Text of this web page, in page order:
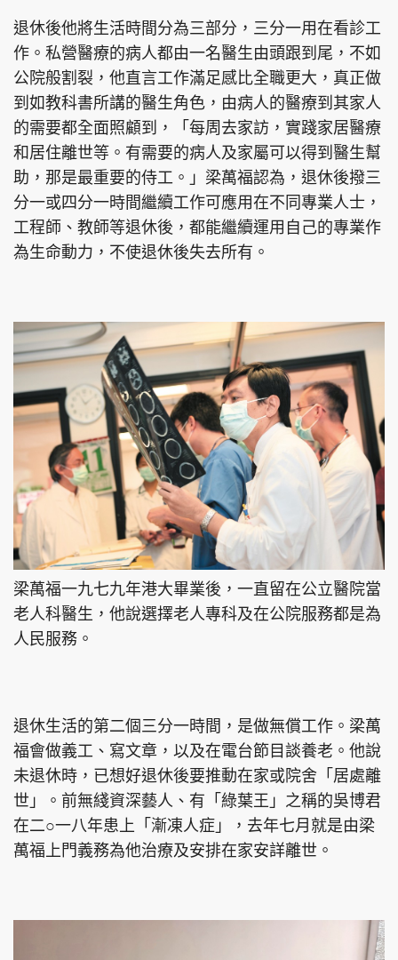
退休後他將生活時間分為三部分，三分一用在看診工
作。私營醫療的病人都由一名醫生由頭跟到尾，不如
公院般割裂，他直言工作滿足感比全職更大，真正做
到如教科書所講的醫生角色，由病人的醫療到其家人
的需要都全面照顧到，「每周去家訪，實踐家居醫療
和居住離世等。有需要的病人及家屬可以得到醫生幫
助，那是最重要的侍工。」梁萬福認為，退休後撥三
分一或四分一時間繼續工作可應用在不同專業人士，
工程師、教師等退休後，都能繼續運用自己的專業作
為生命動力，不使退休後失去所有。
梁萬福一九七九年港大畢業後，一直留在公立醫院當
老人科醫生，他說選擇老人專科及在公院服務都是為
人民服務。
退休生活的第二個三分一時間，是做無償工作。梁萬
福會做義工、寫文章，以及在電台節目談養老。他說
未退休時，已想好退休後要推動在家或院舍「居處離
世」。前無綫資深藝人、有「綠葉王」之稱的吳博君
在二○一八年患上「漸凍人症」，去年七月就是由梁
萬福上門義務為他治療及安排在家安詳離世。